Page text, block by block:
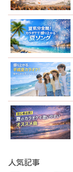
人気記事